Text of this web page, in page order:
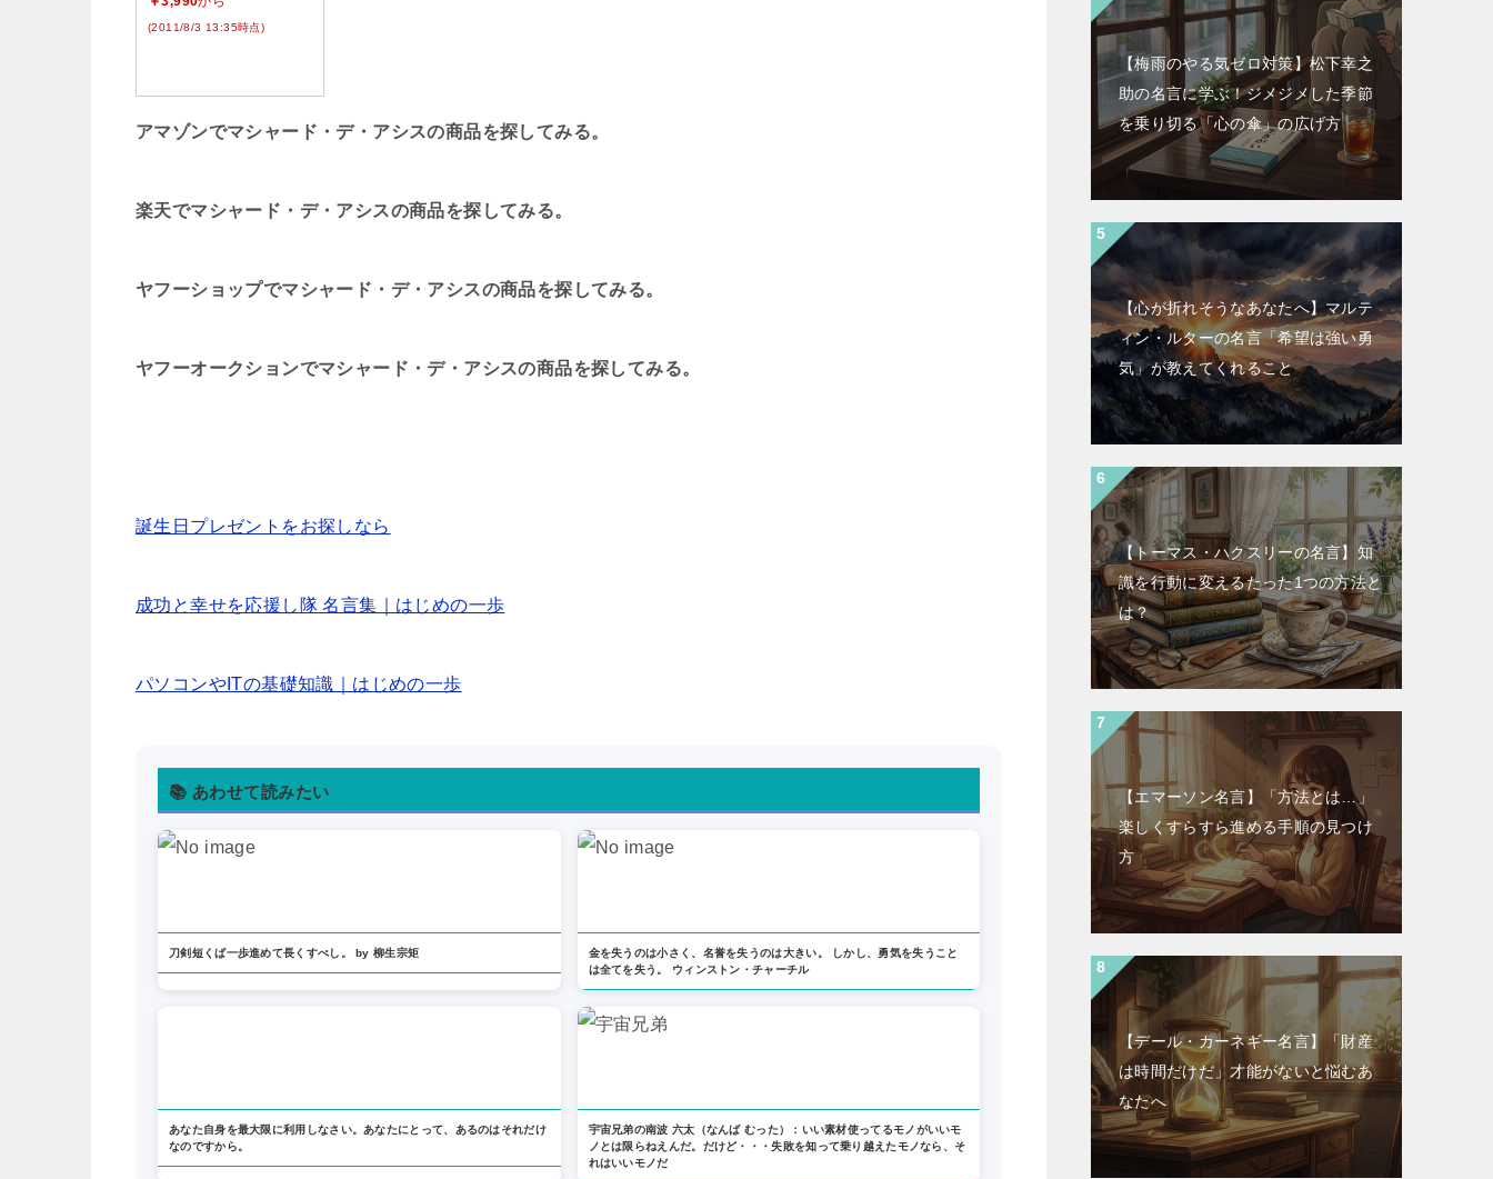
(2011/8/3 13:35時点)
アマゾンでマシャード・デ・アシスの商品を探してみる。
楽天でマシャード・デ・アシスの商品を探してみる。
ヤフーショップでマシャード・デ・アシスの商品を探してみる。
ヤフーオークションでマシャード・デ・アシスの商品を探してみる。
誕生日プレゼントをお探しなら
成功と幸せを応援し隊 名言集｜はじめの一歩
パソコンやITの基礎知識｜はじめの一歩
📚 あわせて読みたい
刀剣短くば一歩進めて長くすべし。 by 柳生宗矩
金を失うのは小さく、名誉を失うのは大きい。 しかし、勇気を失うこと
は全てを失う。 ウィンストン・チャーチル
あなた自身を最大限に利用しなさい。あなたにとって、あるのはそれだけ
なのですから。
宇宙兄弟の南波 六太（なんば むった）：いい素材使ってるモノがいいモ
ノとは限らねえんだ。だけど・・・失敗を知って乗り越えたモノなら、そ
れはいいモノだ
【梅雨のやる気ゼロ対策】松下幸之
助の名言に学ぶ！ジメジメした季節
を乗り切る「心の傘」の広げ方
【心が折れそうなあなたへ】マルテ
ィン・ルターの名言「希望は強い勇
気」が教えてくれること
【トーマス・ハクスリーの名言】知
識を行動に変えるたった1つの方法と
は？
【エマーソン名言】「方法とは…」
楽しくすらすら進める手順の見つけ
方
【デール・カーネギー名言】「財産
は時間だけだ」才能がないと悩むあ
なたへ